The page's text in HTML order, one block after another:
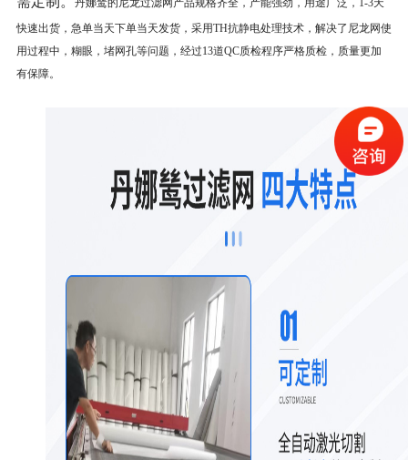
丹娜鸶的尼龙过滤网产品规格齐全，产能强劲，用途广泛，1-3天
快速出货，急单当天下单当天发货，采用TH抗静电处理技术，解决了尼龙网使
用过程中，糊眼，堵网孔等问题，经过13道QC质检程序严格质检，质量更加
有保障。